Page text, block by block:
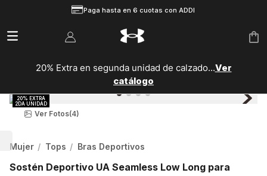
Paga hasta en 6 cuotas con ADDI
20% Extra en segunda unidad de calzado...Ver
catálogo
Ver Fotos(4)
Mujer Tops Bras Deportivos
Sostén Deportivo UA Seamless Low Long para